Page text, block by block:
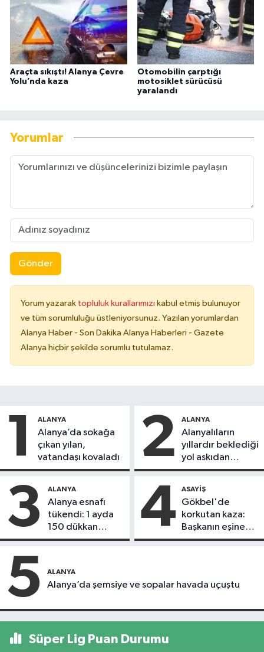
Araçta sıkıştı! Alanya Çevre
Yolu’nda kaza
Otomobilin çarptığı
motosiklet sürücüsü
yaralandı
Yorumlar
Gönder
Yorum yazarak topluluk kurallarımızı kabul etmiş bulunuyor
ve tüm sorumluluğu üstleniyorsunuz. Yazılan yorumlardan
Alanya Haber - Son Dakika Alanya Haberleri - Gazete
Alanya hiçbir şekilde sorumlu tutulamaz.
1 ALANYA
Alanya’da sokağa
çıkan yılan,
vatandaşı kovaladı
2 ALANYA
Alanyalıların
yıllardır beklediği
yol askıdan
döndü
3 ALANYA
Alanya esnafı
tükendi: 1 ayda
150 dükkan
kapandı
4 ASAYIŞ
Gökbel'de
korkutan kaza:
Başkanın eşine
motosiklet çarptı
5 ALANYA
Alanya’da şemsiye ve sopalar havada uçuştu
Süper Lig Puan Durumu